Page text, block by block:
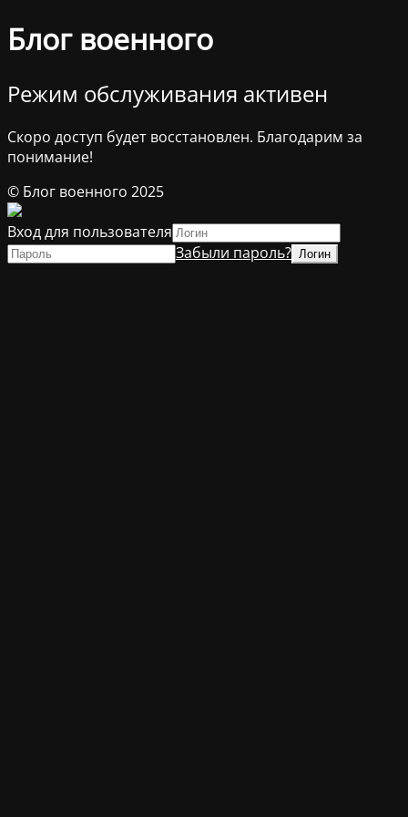
Блог военного
Режим обслуживания активен
Скоро доступ будет восстановлен. Благодарим за
понимание!
© Блог военного 2025
Вход для пользователя
Забыли пароль?